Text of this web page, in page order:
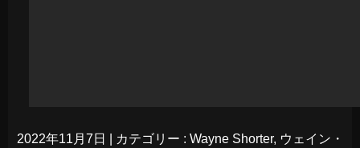
2022年11月7日 カテゴリー : Wayne Shorter, ウェイン・